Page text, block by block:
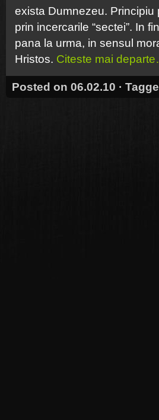
exista Dumnezeu. Principiu
prin incercarile “sectei”. In
pana la urma, in sensul
Hristos. Citeste mai
Posted on 06.02.10 ·